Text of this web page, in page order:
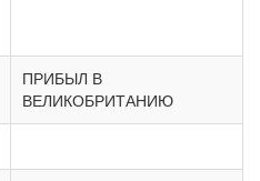
ПРИБЫЛ В
ВЕЛИКОБРИТАНИЮ